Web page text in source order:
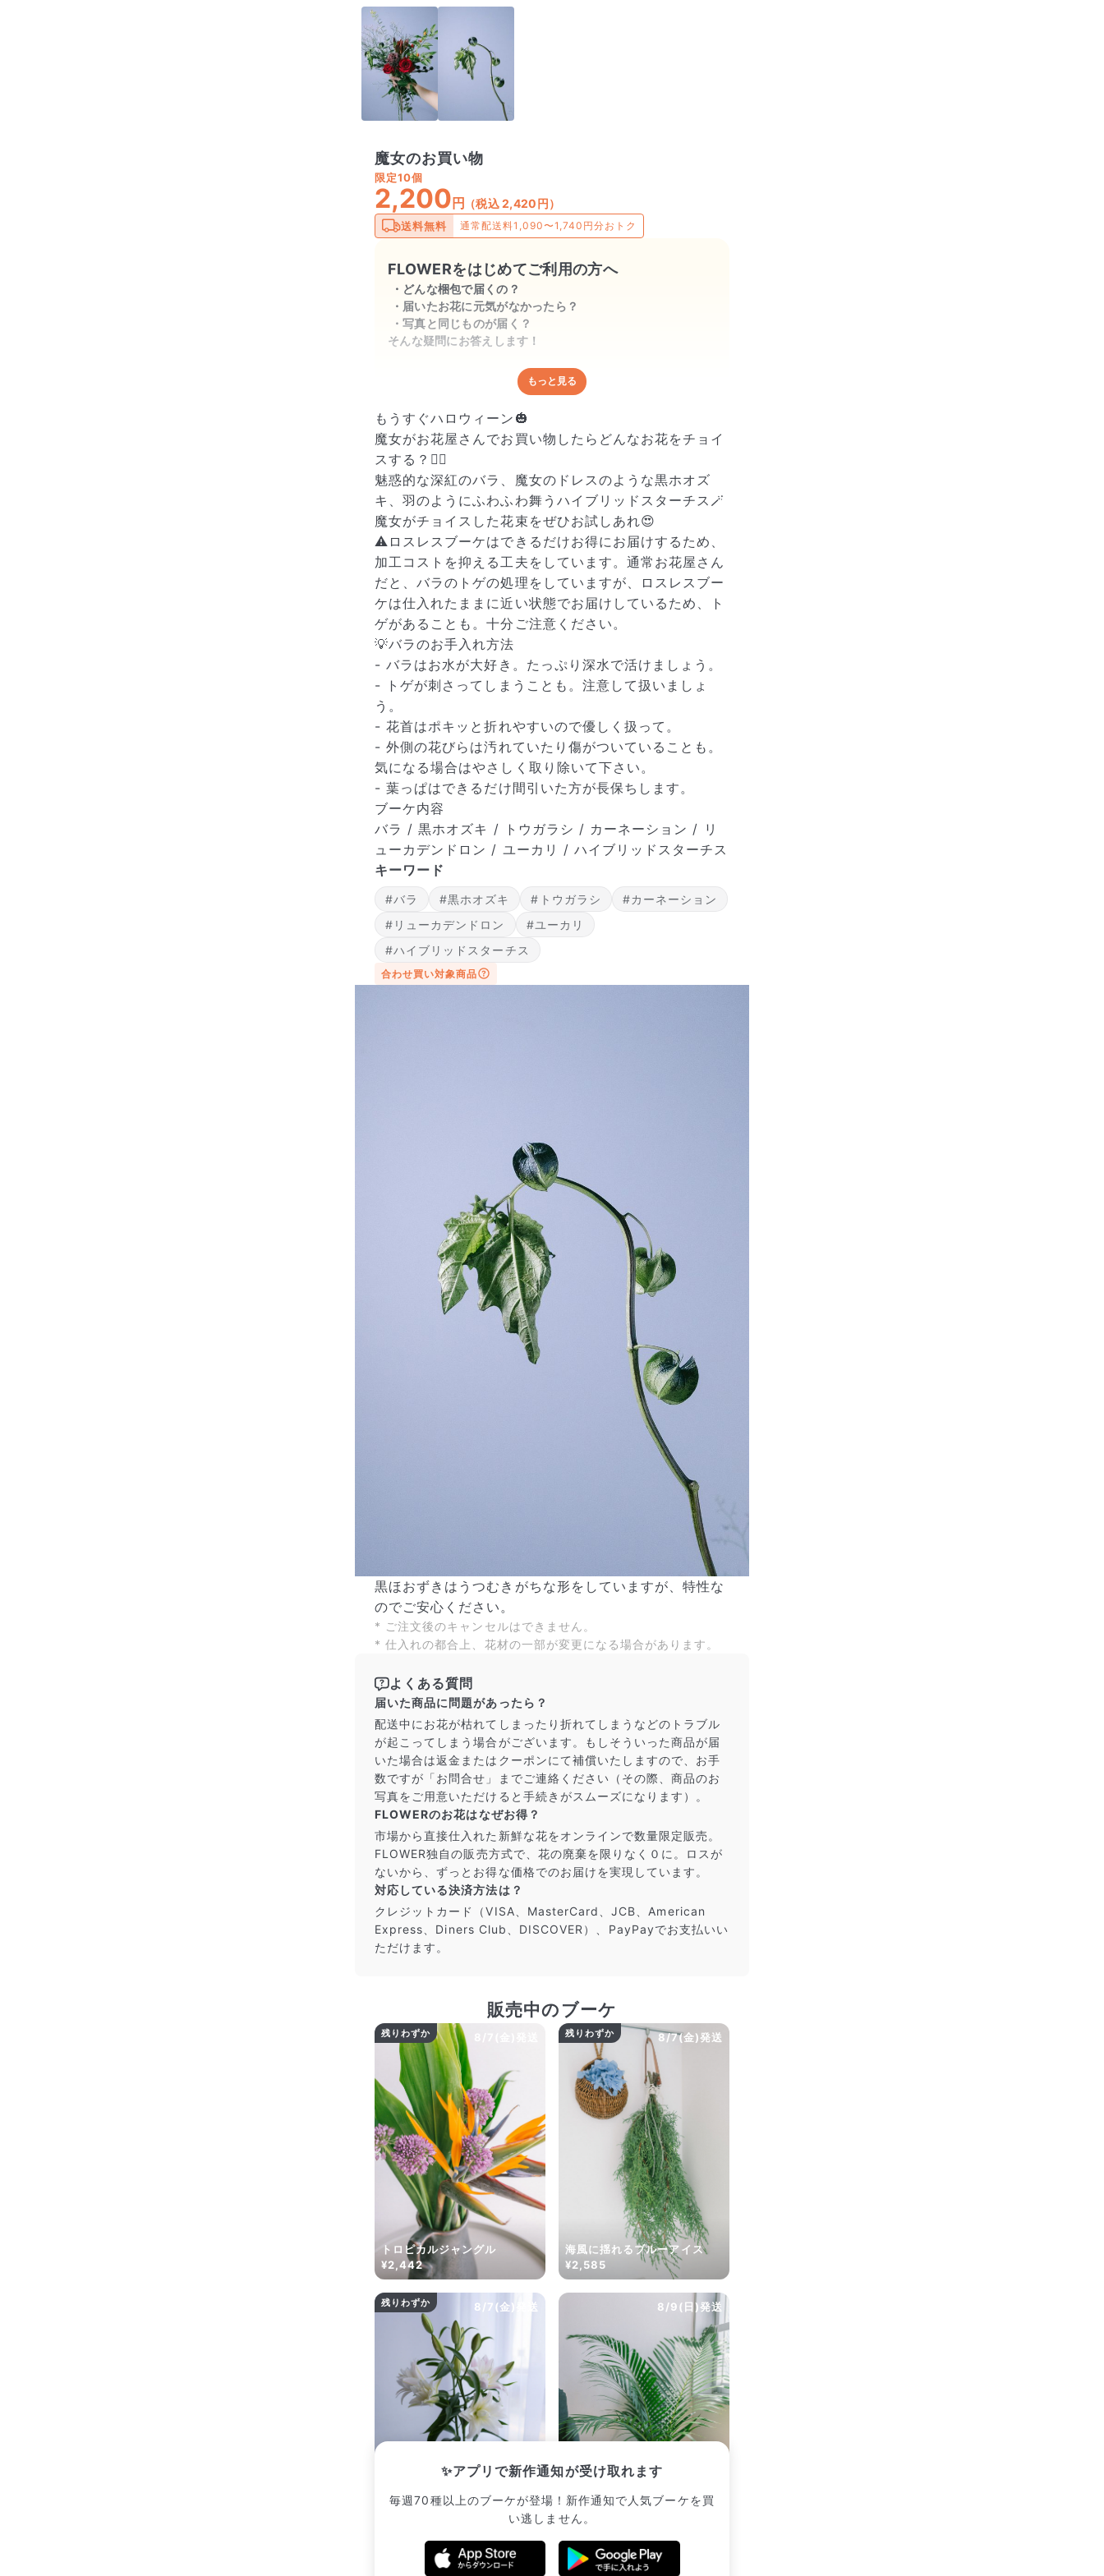
魔女のお買い物
限定10個
2,200円 （税込 2,420円）
送料無料 通常配送料1,090〜1,740円分おトク
FLOWERをはじめてご利用の方へ
どんな梱包で届くの？
届いたお花に元気がなかったら？
写真と同じものが届く？
そんな疑問にお答えします！
どんな梱包で届くの？
出荷前に水揚げ（花が水を吸いやすくなる処理）を施し、専用
ボックスに丁寧に梱包してお届けしています。きゅっとまとめ
られて一見窮屈そうに見えますが、輸送中の衝撃による折れや
擦れを軽減する効果があります。
届いたお花に元気がなかったら？
もし届いたお花に「枯れている」「折れている」などの不備が
あった場合は、些細なことでもお気軽にサポートまでご連絡く
ださい。ご返金にて補償いたします。
写真と同じものが届く？
商品ページに掲載している写真は、実際にお届けする商品を撮
影したものです。お花は生き物なので、どうしても色味やサイ
ズ・咲き方に個体差はありますが、できるだけ写真のイメージ
に近いものをお届けできるように人の目でチェックをしていま
いいえ、毎月自動でお届けするサービスではありません。好きな時
に好きな花をご注文いただけます。
Q. 配送できないエリアはありますか？
ただいま沖縄・離島エリアへの配送には対応しておりません。ご了
承ください。
Q. 配送日時は指定できますか？
できません。受け取り時間帯は、発送後にクロネコヤマトのアプリ
から変更可能です。
Q. 注文後にキャンセルできますか？
ご注文後一定時間内であればキャンセル可能です。
もっと見る
もうすぐハロウィーン🎃
魔女がお花屋さんでお買い物したらどんなお花をチョイ
スする？🧙‍♀️
魅惑的な深紅のバラ、魔女のドレスのような黒ホオズ
キ、羽のようにふわふわ舞うハイブリッドスターチス🪄
魔女がチョイスした花束をぜひお試しあれ😍
⚠️ロスレスブーケはできるだけお得にお届けするため、
加工コストを抑える工夫をしています。通常お花屋さん
だと、バラのトゲの処理をしていますが、ロスレスブー
ケは仕入れたままに近い状態でお届けしているため、ト
ゲがあることも。十分ご注意ください。
💡バラのお手入れ方法
- バラはお水が大好き。たっぷり深水で活けましょう。
- トゲが刺さってしまうことも。注意して扱いましょ
う。
- 花首はポキッと折れやすいので優しく扱って。
- 外側の花びらは汚れていたり傷がついていることも。
気になる場合はやさしく取り除いて下さい。
- 葉っぱはできるだけ間引いた方が長保ちします。
ブーケ内容
バラ / 黒ホオズキ / トウガラシ / カーネーション / リ
ューカデンドロン / ユーカリ / ハイブリッドスターチス
キーワード
#バラ #黒ホオズキ #トウガラシ
#カーネーション
#リューカデンドロン
#ユーカリ
#ハイブリッドスターチス
合わせ買い対象商品
黒ほおずきはうつむきがちな形をしていますが、特性な
のでご安心ください。
* ご注文後のキャンセルはできません。
* 仕入れの都合上、花材の一部が変更になる場合があります。
よくある質問
届いた商品に問題があったら？
配送中にお花が枯れてしまったり折れてしまうなどのトラブル
が起こってしまう場合がございます。もしそういった商品が届
いた場合は返金またはクーポンにて補償いたしますので、お手
数ですが「お問合せ」までご連絡ください（その際、商品のお
写真をご用意いただけると手続きがスムーズになります）。
FLOWERのお花はなぜお得？
市場から直接仕入れた新鮮な花をオンラインで数量限定販売。
FLOWER独自の販売方式で、花の廃棄を限りなく０に。ロスが
ないから、ずっとお得な価格でのお届けを実現しています。
対応している決済方法は？
クレジットカード（VISA、MasterCard、JCB、American
Express、Diners Club、DISCOVER）、PayPayでお支払いい
ただけます。
✨アプリで新作通知が受け取れます
毎週70種以上のブーケが登場！新作通知で人気ブーケを買
い逃しません。
販売中のブーケ
残りわずか
トロピカルジャングル
¥2,442
8/7(金)発送
残りわずか
海風に揺れるブルーアイス
¥2,585
8/7(金)発送
残りわずか 8/9(日)発送
編みこみもできる！アレカヤ
シ（ロングサイズ）